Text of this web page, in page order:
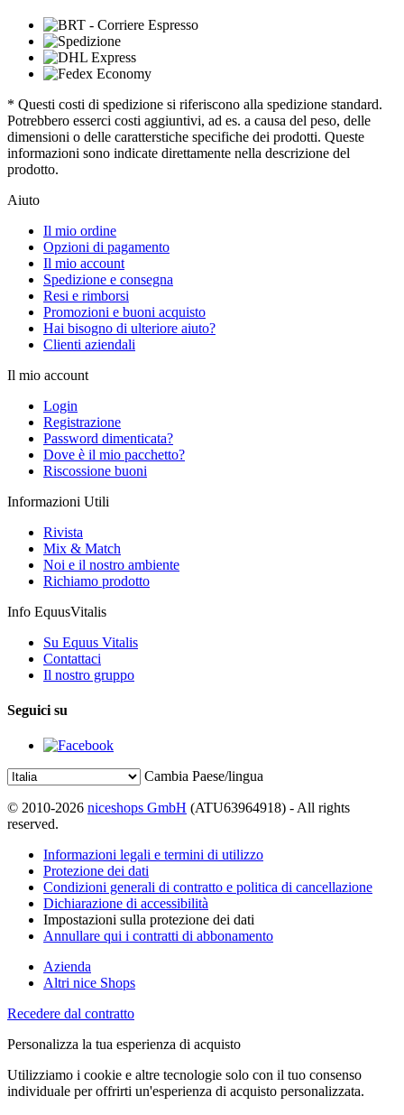
* Questi costi di spedizione si riferiscono alla spedizione standard.
Potrebbero esserci costi aggiuntivi, ad es. a causa del peso, delle
dimensioni o delle caratterstiche specifiche dei prodotti. Queste
informazioni sono indicate direttamente nella descrizione del
prodotto.
Aiuto
Il mio ordine
Opzioni di pagamento
Il mio account
Spedizione e consegna
Resi e rimborsi
Promozioni e buoni acquisto
Hai bisogno di ulteriore aiuto?
Clienti aziendali
Il mio account
Login
Registrazione
Password dimenticata?
Dove è il mio pacchetto?
Riscossione buoni
Informazioni Utili
Rivista
Mix & Match
Noi e il nostro ambiente
Richiamo prodotto
Info EquusVitalis
Su Equus Vitalis
Contattaci
Il nostro gruppo
Seguici su
Cambia Paese/lingua
© 2010-2026 niceshops GmbH (ATU63964918) - All rights
reserved.
Informazioni legali e termini di utilizzo
Protezione dei dati
Condizioni generali di contratto e politica di cancellazione
Dichiarazione di accessibilità
Impostazioni sulla protezione dei dati
Annullare qui i contratti di abbonamento
Azienda
Altri nice Shops
Recedere dal contratto
Personalizza la tua esperienza di acquisto
Utilizziamo i cookie e altre tecnologie solo con il tuo consenso
individuale per offrirti un'esperienza di acquisto personalizzata.